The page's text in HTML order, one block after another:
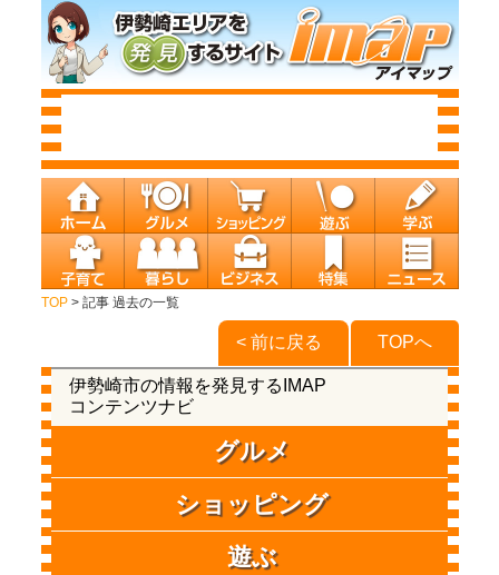
TOP> 記事 過去の一覧
TOPへ
< 前に戻る
伊勢崎市の情報を発見するIMAP
コンテンツナビ
グルメ
ショッピング
遊ぶ